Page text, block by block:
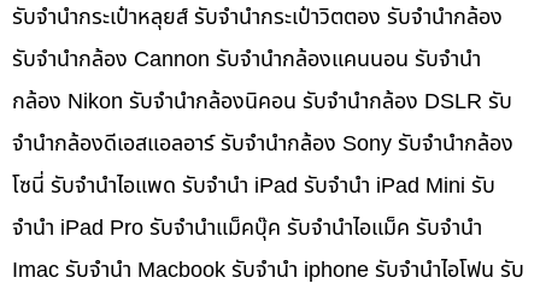
รับจำนำกระเป๋าหลุยส์ รับจำนำกระเป๋าวิตตอง รับจำนำกล้อง
รับจำนำกล้อง Cannon รับจำนำกล้องแคนนอน รับจำนำ
กล้อง Nikon รับจำนำกล้องนิคอน รับจำนำกล้อง DSLR รับ
จำนำกล้องดีเอสแอลอาร์ รับจำนำกล้อง Sony รับจำนำกล้อง
โซนี่ รับจำนำไอแพด รับจำนำ iPad รับจำนำ iPad Mini รับ
จำนำ iPad Pro รับจำนำแม็คบุ๊ค รับจำนำไอแม็ค รับจำนำ
Imac รับจำนำ Macbook รับจำนำ iphone รับจำนำไอโฟน รับ